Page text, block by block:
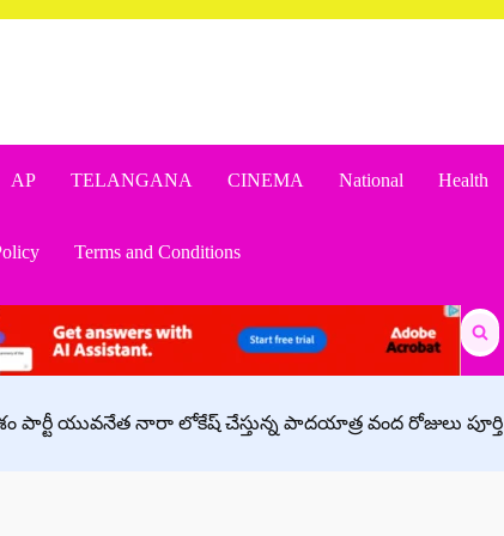
AP TELANGANA CINEMA National Health
Terms and Conditions
Search
for:
పార్టీ యువనేత నారా లోకేష్ చేస్తున్న పాదయాత్ర వంద రోజులు పూర్తి